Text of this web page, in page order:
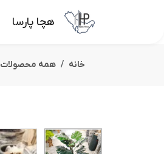
هچا پارسا
خانه همه محصولات